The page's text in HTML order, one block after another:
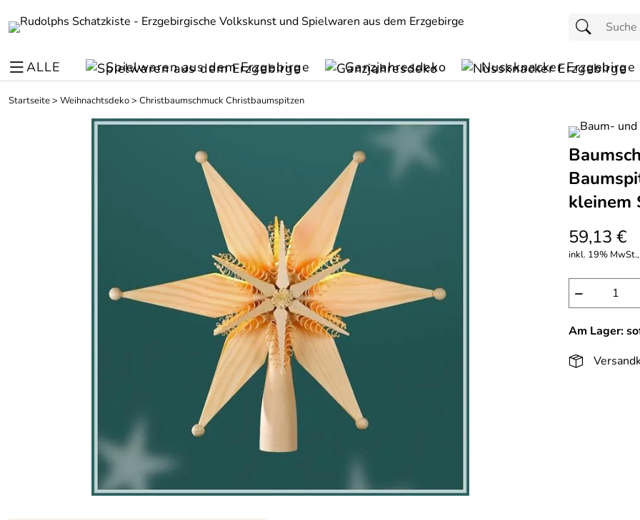
ALLE Spielwaren aus dem Erzgebirge Ganzjahresdeko Nussknacker Erzgebirge
Startseite> Weihnachtsdeko> Christbaumschmuck Christbaumspitzen
kleinem
59,13 €
inkl. 19%
−
Am Lager: